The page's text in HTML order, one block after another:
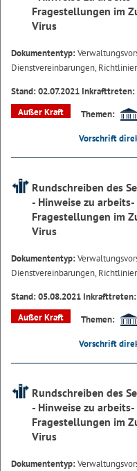
Fragestellungen im
Virus
Dokumententyp:
Dienstvereinbarungen,
Stand: 02.07.2021 Inkrafttreten:
Außer Kraft
Themen:
Vorschrift
Rundschreiben des
- Hinweise zu
Fragestellungen im
Virus
Dokumententyp:
Dienstvereinbarungen,
Stand: 05.08.2021
Außer Kraft
Themen:
Vorschrift
Rundschreiben des
- Hinweise zu
Fragestellungen im
Virus
Dokumententyp: